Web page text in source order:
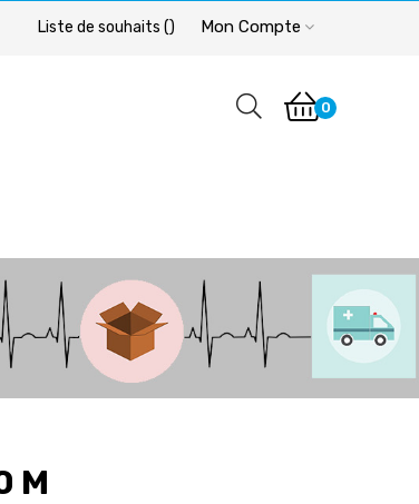
Mon Compte
Liste de souhaits ()
0
M